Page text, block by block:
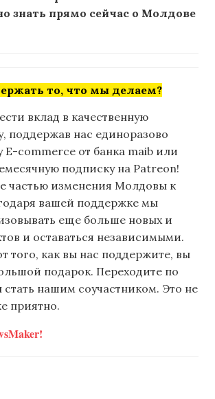
знать прямо сейчас о Молдове
то, что мы делаем?
вклад в качественную
поддержав нас единоразово
E-commerce от банка maib или
подписку на Patreon!
частью изменения Молдовы к
вашей поддержке мы
еще больше новых и
и оставаться независимыми.
того, как вы нас поддержите, вы
подарок. Переходите по
стать нашим соучастником. Это не
приятно.